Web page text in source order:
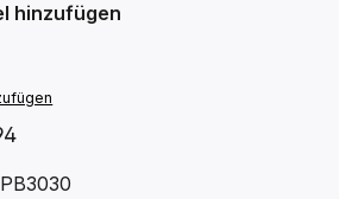
hinzufügen